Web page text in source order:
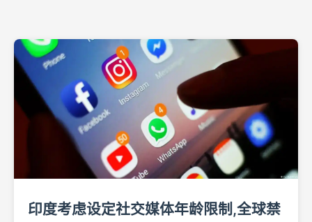
印度考虑设定社交媒体年龄限制,全球禁